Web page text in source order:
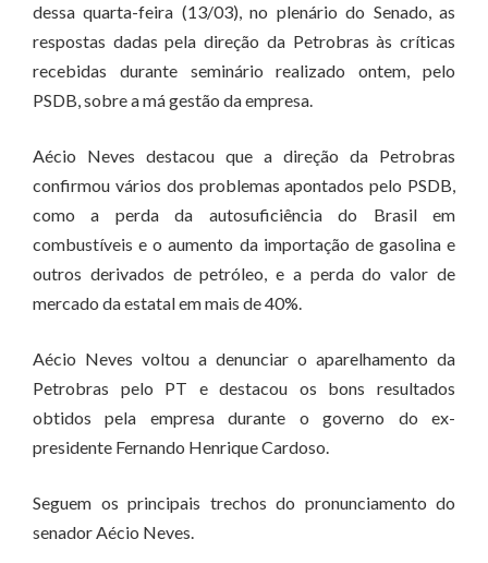
dessa quarta-feira (13/03), no plenário do Senado, as
respostas dadas pela direção da Petrobras às críticas
recebidas durante seminário realizado ontem, pelo
PSDB, sobre a má gestão da empresa.
Aécio Neves destacou que a direção da Petrobras
confirmou vários dos problemas apontados pelo PSDB,
como a perda da autosuficiência do Brasil em
combustíveis e o aumento da importação de gasolina e
outros derivados de petróleo, e a perda do valor de
mercado da estatal em mais de 40%.
Aécio Neves voltou a denunciar o aparelhamento da
Petrobras pelo PT e destacou os bons resultados
obtidos pela empresa durante o governo do ex-
presidente Fernando Henrique Cardoso.
Seguem os principais trechos do pronunciamento do
senador Aécio Neves.